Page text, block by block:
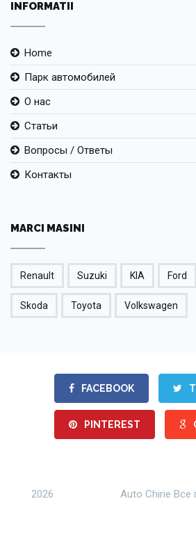
INFORMATII
Home
Парк автомобилей
О нас
Статьи
Вопросы / Ответы
Контакты
MARCI MASINI
Renault Suzuki KIA Ford
Skoda Toyota Volkswagen
FACEBOOK
PINTEREST
2026 Auto Chirie